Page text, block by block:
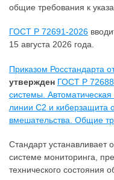
общие требования к
ГОСТ Р 72691-2026
15 августа 2026 года.
Приказом Росстандарта
утвержден ГОСТ Р
системы.
линии С2 и киберзащита
вмешательства. Общие
Стандарт устанавливает
системе мониторинга,
технического состояния